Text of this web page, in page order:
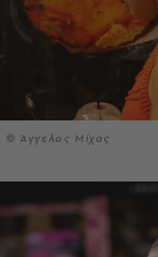
© Άγγελος Μίχας